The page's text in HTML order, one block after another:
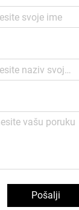
Pošalji